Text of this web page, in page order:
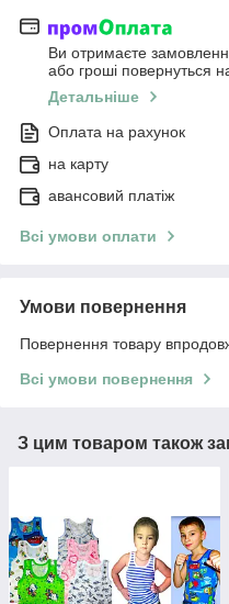
Ви отримаєте
або гроші повернуться
Детальніше
Оплата на рахунок
на карту
авансовий платіж
Всі умови оплати
Умови повернення
Повернення товару
Всі умови повернення
З цим товаром також